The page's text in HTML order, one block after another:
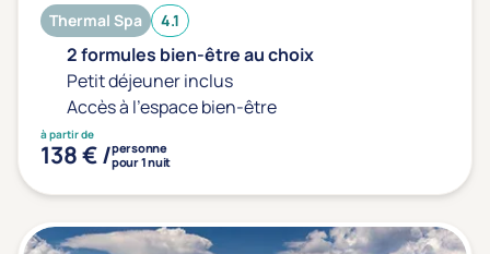
Thermal Spa 4.1
2 formules bien-être au choix
Petit déjeuner inclus
Accès à l'espace bien-être
à partir de
138 € /personne
pour 1 nuit